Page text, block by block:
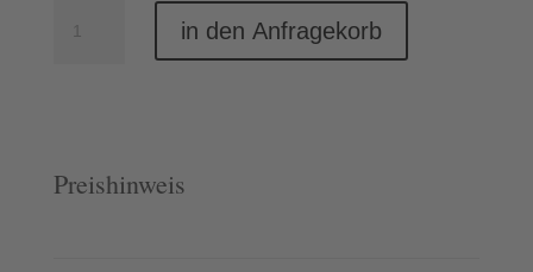
Bavaria
in den Anfragekorb
Preishinweis